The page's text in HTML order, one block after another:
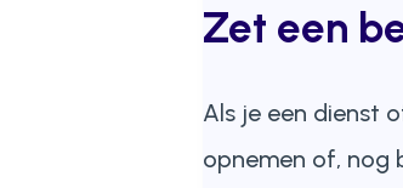
Zet een
Als je een dienst
opnemen of, nog